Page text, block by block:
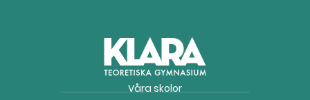
Våra skolor